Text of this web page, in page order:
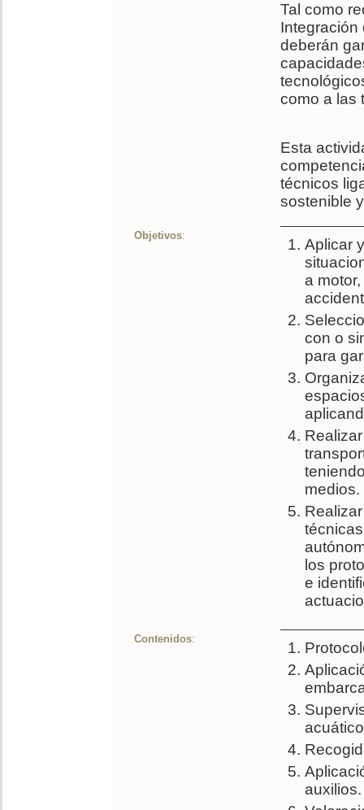
Tal como
Integración
deberán
como a las
Esta
técnicos
sostenible
Objetivos:
Aplicar
a
con o
para
medios.
los
e
Contenidos:
auxilios.